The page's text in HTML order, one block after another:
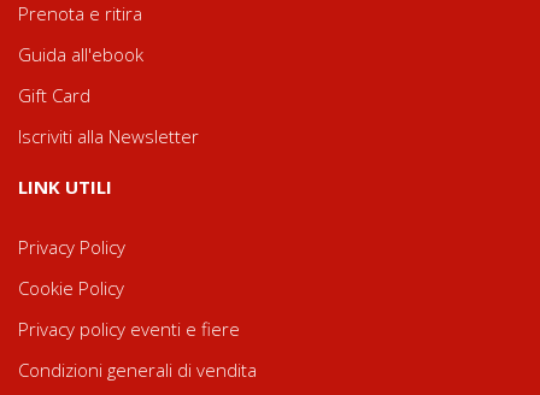
Prenota e ritira
Guida all'ebook
Gift Card
Iscriviti alla Newsletter
LINK UTILI
Privacy Policy
Cookie Policy
Privacy policy eventi e fiere
Condizioni generali di vendita